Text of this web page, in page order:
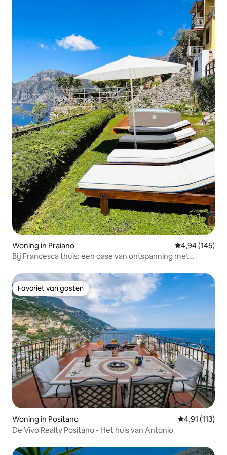
Woning in Praiano Gemiddelde
4,94 (145)
Bij Francesca thuis: een oase van ontspanning met
Favoriet van gasten
Favoriet van gasten
Woning in Positano Gemiddelde
4,91 (113)
De Vivo Realty Positano - Het huis van Antonio